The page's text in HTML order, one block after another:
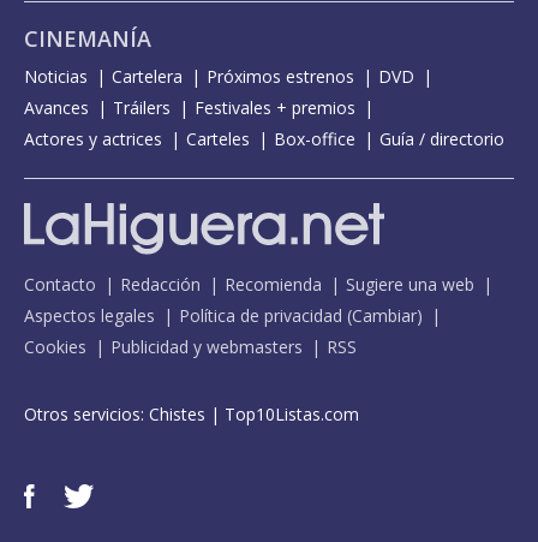
CINEMANÍA
Noticias Cartelera Próximos estrenos
DVD
Avances
Tráilers
Festivales + premios
Actores y actrices
Carteles Box-office Guía / directorio
Contacto Redacción Recomienda
Sugiere una web
Aspectos legales
Política de privacidad (Cambiar)
Cookies
Publicidad y webmasters RSS
Otros servicios: Chistes | Top10Listas.com